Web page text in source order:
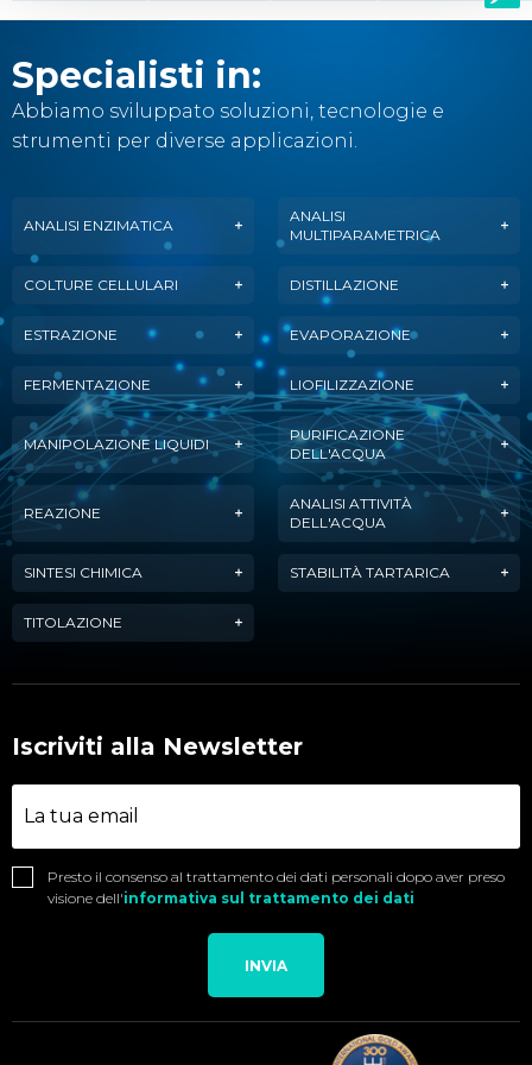
Specialisti in:
Abbiamo sviluppato soluzioni, tecnologie e
strumenti per diverse applicazioni.
ANALISI ENZIMATICA
ANALISI
MULTIPARAMETRICA
COLTURE CELLULARI DISTILLAZIONE
ESTRAZIONE EVAPORAZIONE
FERMENTAZIONE LIOFILIZZAZIONE
MANIPOLAZIONE LIQUIDI
PURIFICAZIONE
DELL'ACQUA
REAZIONE
ANALISI ATTIVITÀ
DELL'ACQUA
SINTESI CHIMICA STABILITÀ TARTARICA
TITOLAZIONE
Iscriviti alla Newsletter
Presto il consenso al trattamento dei dati personali dopo aver preso
visione dell'informativa sul trattamento dei dati
INVIA